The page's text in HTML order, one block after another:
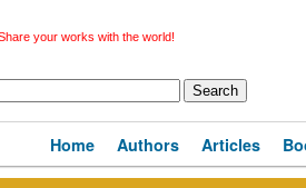
your works with the world!
Home Authors Articles